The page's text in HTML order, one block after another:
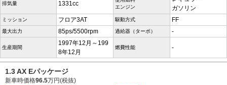
排気量 1331cc
エンジン
ガソリン
ミッション フロア3AT 駆動方式 FF
最大出力 85ps/5500rpm 過給器（ターボ） -
生産期間
1997年12月～199
8年12月
燃費性能 -
1.3 AX Eパッケージ
新車時価格96.5万円(税抜)